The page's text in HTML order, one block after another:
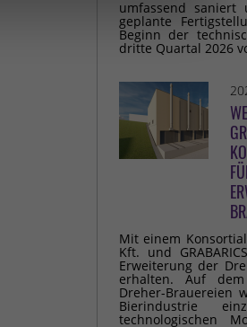
umfassend saniert
geplante
Beginn der
dritte Quartal 2026
Mit einem
Kft. und
Erweiterung der
erhalten. Auf
Dreher-Brauereien
Bierindustrie
technologischen